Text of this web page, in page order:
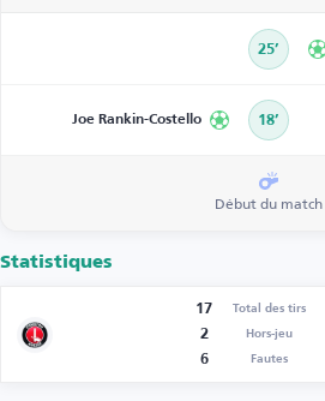
25’
Joe Rankin-Costello 18’
Début du match
Statistiques
17 Total des tirs
2
Hors-jeu
6
Fautes